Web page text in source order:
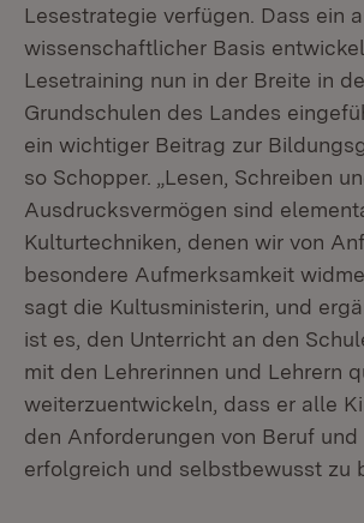
Lesestrategie verfügen. Dass ein
wissenschaftlicher Basis
Lesetraining nun in der Breite in
Grundschulen des Landes
ein wichtiger Beitrag zur
so Schopper. „Lesen, Schreiben
Ausdrucksvermögen sind
Kulturtechniken, denen wir von
besondere Aufmerksamkeit
sagt die Kultusministerin, und
ist es, den Unterricht an den
mit den Lehrerinnen und Lehrern
weiterzuentwickeln, dass er alle
den Anforderungen von Beruf
erfolgreich und selbstbewusst zu